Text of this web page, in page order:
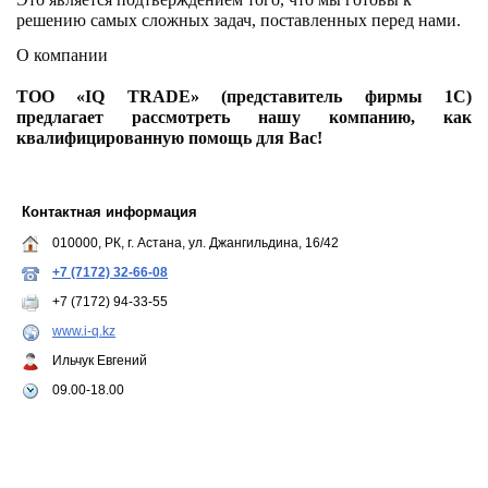
решению самых сложных задач, поставленных перед нами.
О компании
ТОО «IQ TRADE» (представитель фирмы 1С)
предлагает рассмотреть нашу компанию, как
квалифицированную помощь для Вас!
Контактная информация
010000, РК, г. Астана, ул. Джангильдина, 16/42
+7 (7172) 32-66-08
+7 (7172) 94-33-55
www.i-q.kz
Ильчук Евгений
09.00-18.00